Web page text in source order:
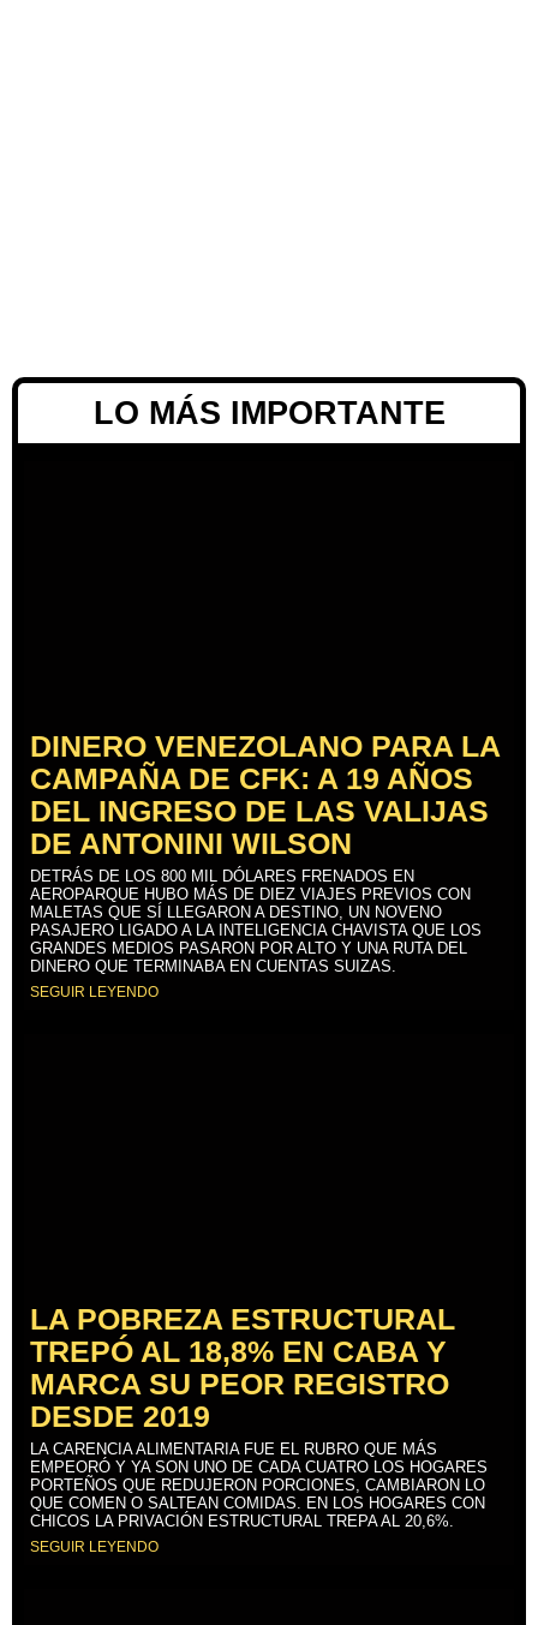
LO MÁS IMPORTANTE
DINERO VENEZOLANO PARA LA
CAMPAÑA DE CFK: A 19 AÑOS
DEL INGRESO DE LAS VALIJAS
DE ANTONINI WILSON
DETRÁS DE LOS 800 MIL DÓLARES FRENADOS EN
AEROPARQUE HUBO MÁS DE DIEZ VIAJES PREVIOS CON
MALETAS QUE SÍ LLEGARON A DESTINO, UN NOVENO
PASAJERO LIGADO A LA INTELIGENCIA CHAVISTA QUE LOS
GRANDES MEDIOS PASARON POR ALTO Y UNA RUTA DEL
DINERO QUE TERMINABA EN CUENTAS SUIZAS.
SEGUIR LEYENDO
LA POBREZA ESTRUCTURAL
TREPÓ AL 18,8% EN CABA Y
MARCA SU PEOR REGISTRO
DESDE 2019
LA CARENCIA ALIMENTARIA FUE EL RUBRO QUE MÁS
EMPEORÓ Y YA SON UNO DE CADA CUATRO LOS HOGARES
PORTEÑOS QUE REDUJERON PORCIONES, CAMBIARON LO
QUE COMEN O SALTEAN COMIDAS. EN LOS HOGARES CON
CHICOS LA PRIVACIÓN ESTRUCTURAL TREPA AL 20,6%.
SEGUIR LEYENDO